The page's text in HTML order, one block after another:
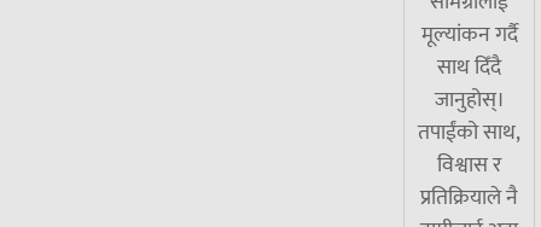
मूल्यांकन गर्दै
साथ दिँदै
जानुहोस्।
तपाईंको साथ,
विश्वास र
प्रतिक्रियाले नै